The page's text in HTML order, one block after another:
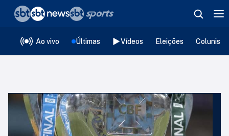
Ao vivo Últimas Vídeos Eleições
❮voltar
Editorias